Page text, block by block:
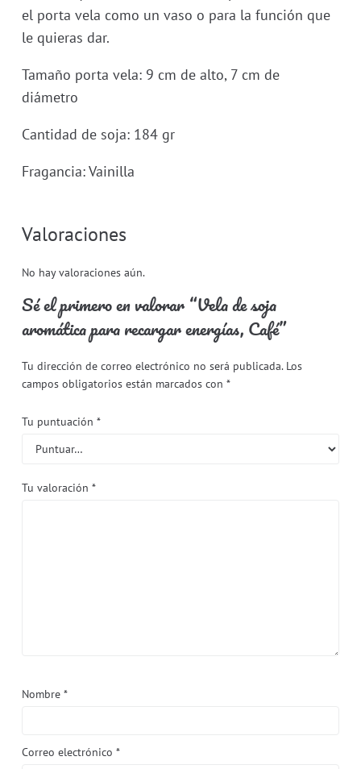
el porta vela como un vaso o para la función que
le quieras dar.
Tamaño porta vela: 9 cm de alto, 7 cm de
diámetro
Cantidad de soja: 184 gr
Fragancia: Vainilla
Valoraciones
No hay valoraciones aún.
Sé el primero en valorar “Vela de soja
aromática para recargar energías, Café”
Tu dirección de correo electrónico no será publicada. Los
campos obligatorios están marcados con *
Tu puntuación *
Tu valoración *
Nombre *
Correo electrónico *